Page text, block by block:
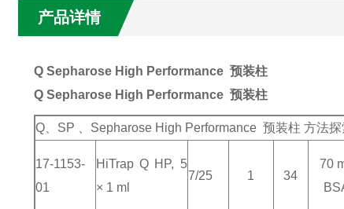
产品详情
Q Sepharose High Performance 预装柱
Q Sepharose High Performance 预装柱
Q、SP 、Sepharose High Performance 预装柱 方法
17-1153-
01
HiTrap Q HP, 5
× 1 ml
7/25 1 34
70